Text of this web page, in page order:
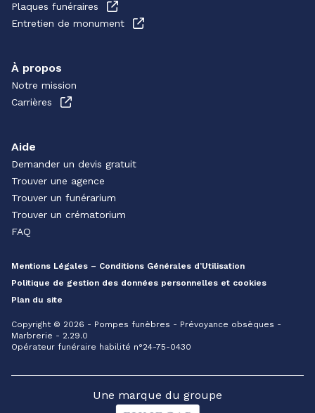
Plaques funéraires
Entretien de monument
À propos
Notre mission
Carrières
Aide
Demander un devis gratuit
Trouver une agence
Trouver un funérarium
Trouver un crématorium
FAQ
Mentions Légales – Conditions Générales d’Utilisation
Politique de gestion des données personnelles et cookies
Plan du site
Copyright © 2026 - Pompes funèbres - Prévoyance obsèques -
Marbrerie - 2.29.0
Opérateur funéraire habilité n°24-75-0430
Une marque du groupe